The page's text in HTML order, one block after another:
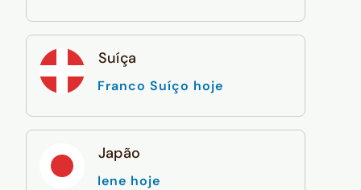
Suíça
Franco Suíço hoje
Japão
Iene hoje